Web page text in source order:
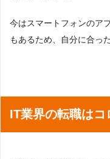
今はスマートフォンのア
もあるため、自分に合っ
IT業界の転職はコ